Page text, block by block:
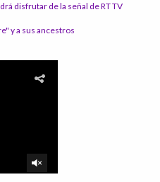
disfrutar de la señal de RT TV
y a sus ancestros